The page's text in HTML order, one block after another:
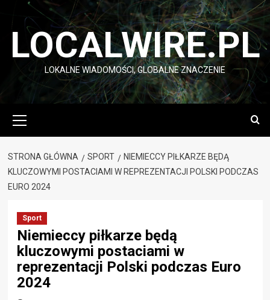
Przejdź
LOCALWIRE.PL
LOKALNE WIADOMOŚCI, GLOBALNE ZNACZENIE
główne
STRONA GŁÓWNA SPORT
NIEMIECCY PIŁKARZE BĘDĄ
KLUCZOWYMI POSTACIAMI W REPREZENTACJI POLSKI PODCZAS
EURO 2024
Sport
Niemieccy piłkarze będą
kluczowymi postaciami w
reprezentacji Polski podczas Euro
2024